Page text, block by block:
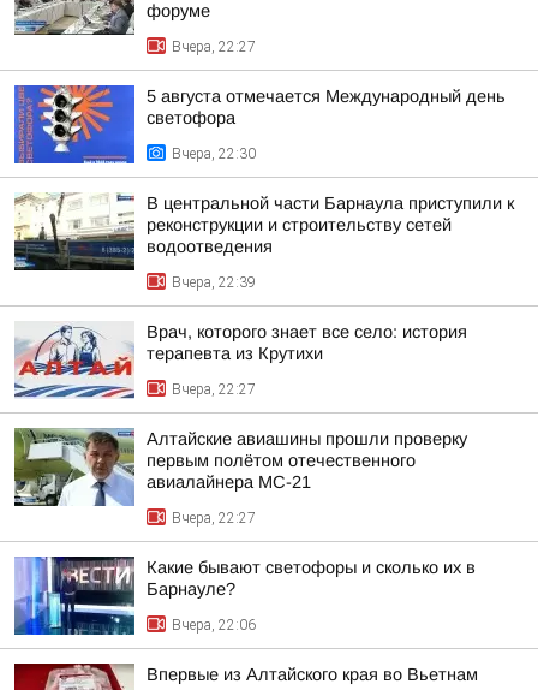
форуме
Вчера, 22:27
5 августа отмечается Международный день
светофора
Вчера, 22:30
В центральной части Барнаула приступили к
реконструкции и строительству сетей
водоотведения
Вчера, 22:39
Врач, которого знает все село: история
терапевта из Крутихи
Вчера, 22:27
Алтайские авиашины прошли проверку
первым полётом отечественного
авиалайнера МС-21
Вчера, 22:27
Какие бывают светофоры и сколько их в
Барнауле?
Вчера, 22:06
Впервые из Алтайского края во Вьетнам